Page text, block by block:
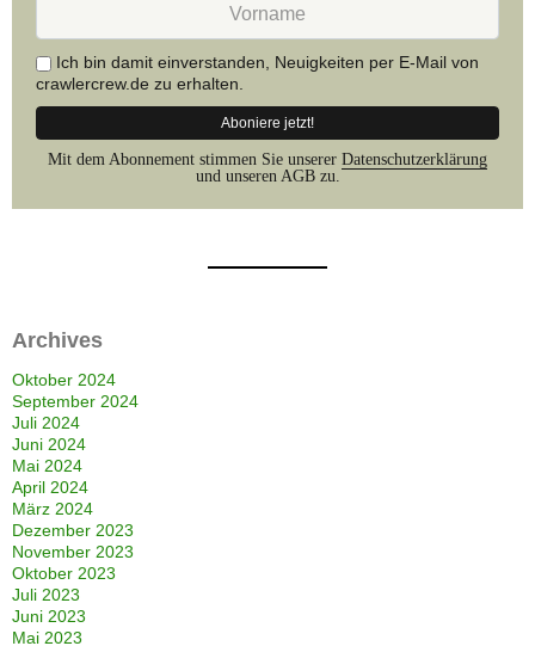
Adresse
rein.Ich bin damit einverstanden, Neuigkeiten per E-Mail von
crawlercrew.de zu erhalten.
Mit dem Abonnement stimmen Sie unserer Datenschutzerklärung
und unseren AGB zu.
Archives
Oktober 2024
September 2024
Juli 2024
Juni 2024
Mai 2024
April 2024
März 2024
Dezember 2023
November 2023
Oktober 2023
Juli 2023
Juni 2023
Mai 2023